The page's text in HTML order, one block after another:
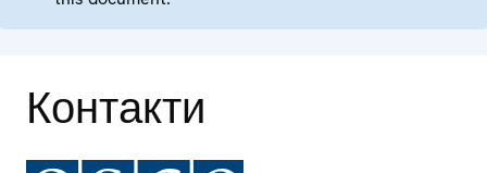
Контакти